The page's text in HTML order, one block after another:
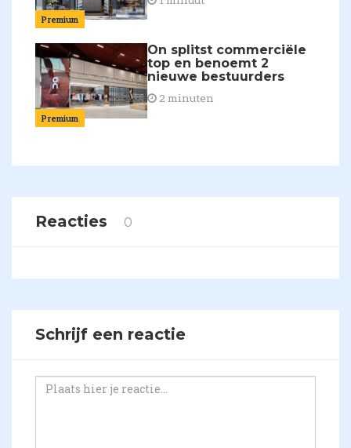
Premium
Premium
On splitst commerciële
top en benoemt 2
nieuwe bestuurders
2 minuten
Reacties 0
Schrijf een reactie